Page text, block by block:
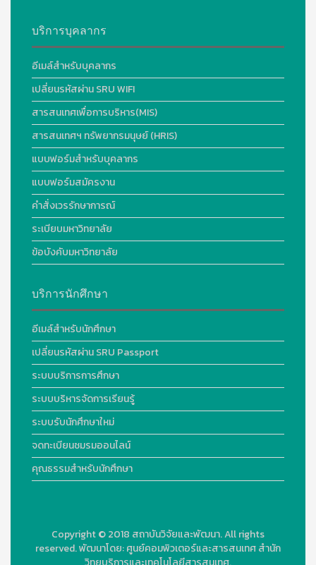
บริการบุคลากร
อีเมล์สำหรับบุคลากร
เปลี่ยนรหัสผ่าน SRU WIFI
สารสนเทศเพื่อการบริหาร(MIS)
สารสนเทศฯ ทรัพยากรมนุษย์ (HRIS)
แบบฟอร์มสำหรับบุคลากร
แบบฟอร์มสมัครงาน
คำสั่งเวรรักษาการณ์
ระเบียบมหาวิทยาลัย
ข้อบังคับมหาวิทยาลัย
บริการนักศึกษา
อีเมล์สำหรับนักศึกษา
เปลี่ยนรหัสผ่าน SRU Passport
ระบบบริการการศึกษา
ระบบบริหารจัดการเรียนรู้
ระบบรับนักศึกษาใหม่
จดทะเบียนชมรมออนไลน์
คุณธรรมสำหรับนักศึกษา
Copyright © 2018 สถาบันวิจัยและพัฒนา. All rights
reserved.พัฒนาโดย:ศูนย์คอมพิวเตอร์และสารสนเทศ สำนัก